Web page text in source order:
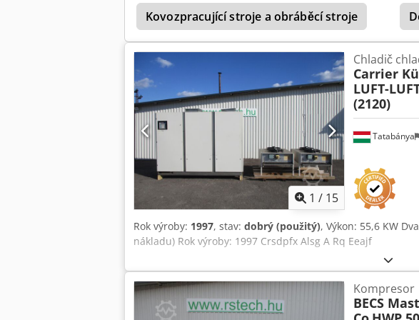
osobním odběru. Prodáváme a exportujeme po celém
flexibilně a rychle dodávat i větší množství. Před nákupem
pro vnitrospolečenství – bez DPH. Otevírací doba: Po–Pá:
Kovozpracující stroje a obráběcí stroje
1 / 15
Tatabánya
Chladič
Carrier
LUFT-
(2120)
Rok výroby: 1997, stav: dobrý (použitý), Výkon: 55,6 KW
nákladu) Rok výroby: 1997 Crsdpfx Alsg A Rq Eeajf
Kompresor
BECS